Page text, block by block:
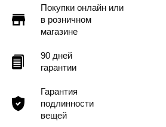
Покупки онлайн или
в розничном
магазине
90 дней
гарантии
Гарантия
подлинности
вещей